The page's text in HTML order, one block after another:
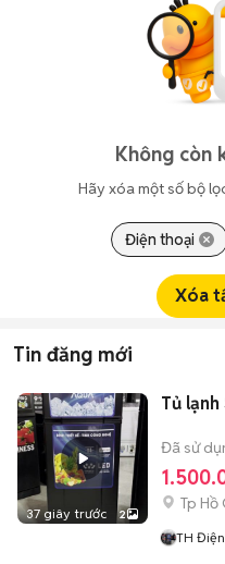
Không còn
Hãy xóa một số bộ
Điện thoại
Xóa
Tin đăng mới
37 giây trước 2
Tủ
Đã sử
Tp Hồ
TH Điện